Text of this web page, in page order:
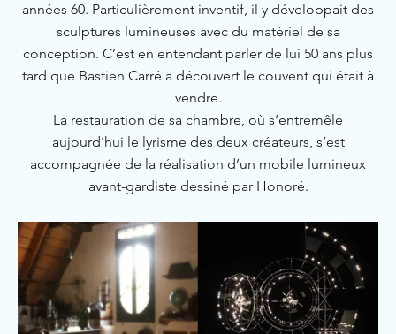
années 60. Particulièrement inventif, il y développait des
sculptures lumineuses avec du matériel de sa
conception. C’est en entendant parler de lui 50 ans plus
tard que Bastien Carré a découvert le couvent qui était à
vendre.
La restauration de sa chambre, où s’entremêle
aujourd’hui le lyrisme des deux créateurs, s’est
accompagnée de la réalisation d’un mobile lumineux
avant-gardiste dessiné par Honoré.